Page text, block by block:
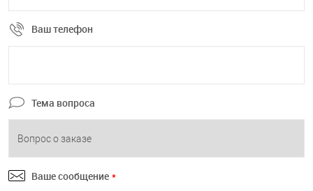
Ваш телефон
Тема вопроса
Ваше сообщение *